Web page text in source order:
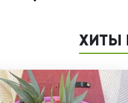
корзины
День рождения
Любовь
Просто так
Папе
ХИТЫ